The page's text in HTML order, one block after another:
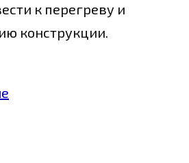
к перегреву и
конструкции.